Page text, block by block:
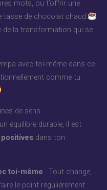
mots, ou t’offrir une
tasse de chocolat chaud.
de la transformation qui se
avec toi-même dans ce
comme tu
de sens
équilibre durable, il est
dans ton
toi-même : Tout change,
le point régulièrement :